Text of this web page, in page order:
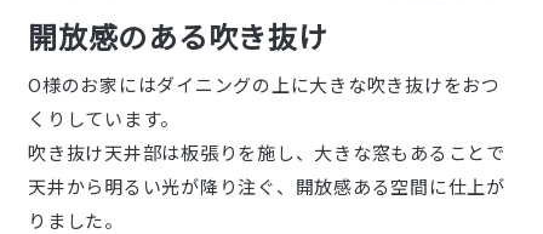
開放感のある吹き抜け
O様のお家にはダイニングの上に大きな吹き抜けをおつ
くりしています。
吹き抜け天井部は板張りを施し、大きな窓もあることで
天井から明るい光が降り注ぐ、開放感ある空間に仕上が
りました。